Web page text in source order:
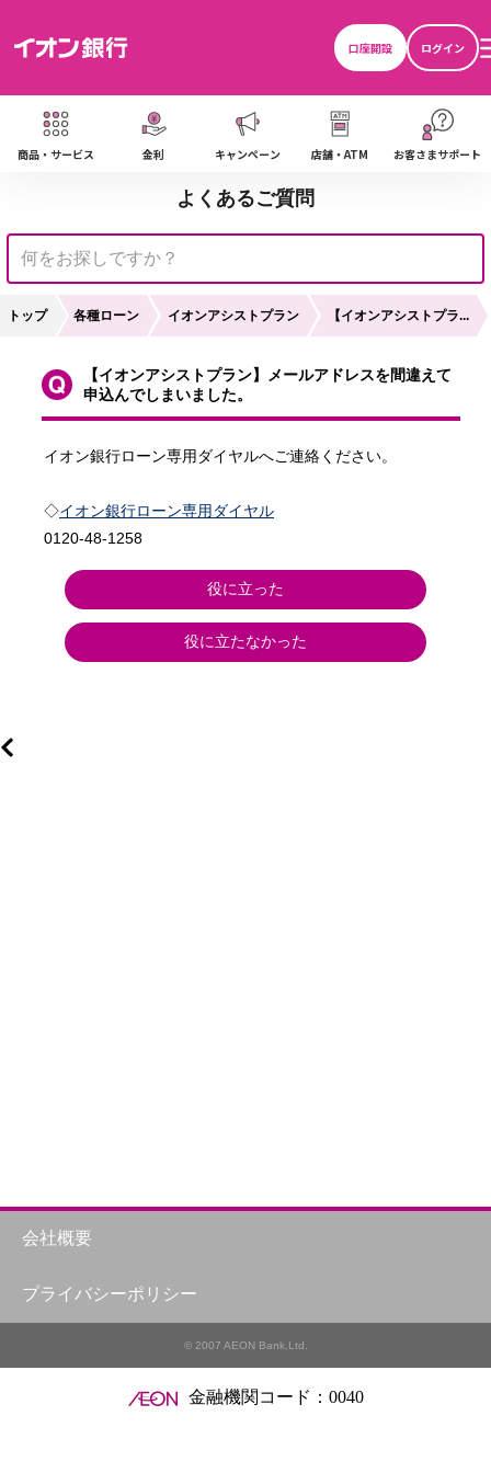
口座開設
ログイン
商品・サービス 金利 キャンペーン 店舗・ATM お客さまサポート
よくあるご質問
トップ 各種ローン イオンアシストプラン 【イオンアシストプラ...
【イオンアシストプラン】メールアドレスを間違えて
申込んでしまいました。
イオン銀行ローン専用ダイヤルへご連絡ください。
◇イオン銀行ローン専用ダイヤル
0120-48-1258
役に立った
役に立たなかった
会社概要
プライバシーポリシー
© 2007 AEON Bank,Ltd.
金融機関コード：0040